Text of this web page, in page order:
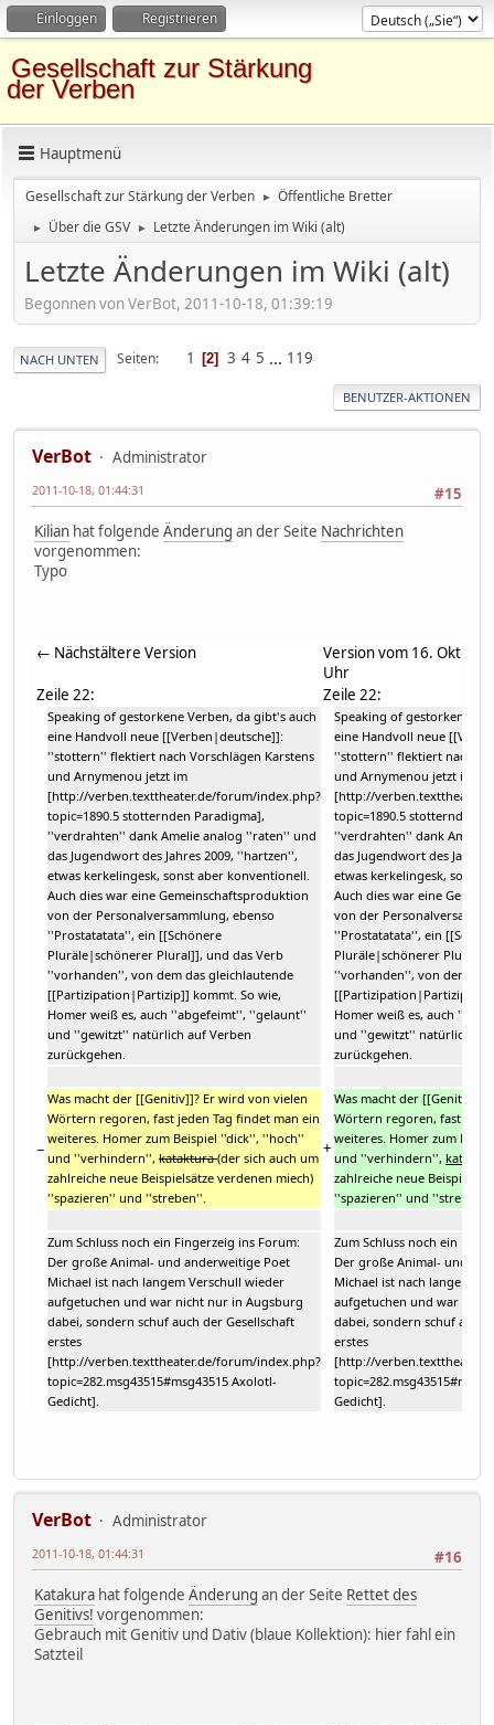
Einloggen Registrieren
Gesellschaft zur Stärkung
der Verben
Hauptmenü
Gesellschaft zur Stärkung der Verben ► Öffentliche Bretter
► Über die GSV ► Letzte Änderungen im Wiki (alt)
Letzte Änderungen im Wiki (alt)
Begonnen von VerBot, 2011-10-18, 01:39:19
NACH UNTEN Seiten 1 2 3 4 5 ... 119
BENUTZER-AKTIONEN
VerBot
Administrator
#15
2011-10-18, 01:44:31
Kilian hat folgende Änderung an der Seite Nachrichten
vorgenommen:
Typo
← Nächstältere Version
Version vom 16.
Uhr
Zeile 22:
Zeile 22:
Speaking of gestorkene Verben, da gibt's auch
eine Handvoll neue [[Verben|deutsche]]:
''stottern'' flektiert nach Vorschlägen Karstens
und Arnymenou jetzt im
[http://verben.texttheater.de/forum/index.php?
topic=1890.5 stotternden Paradigma],
''verdrahten'' dank Amelie analog ''raten'' und
das Jugendwort des Jahres 2009, ''hartzen'',
etwas kerkelingesk, sonst aber konventionell.
Auch dies war eine Gemeinschaftsproduktion
von der Personalversammlung, ebenso
''Prostatatata'', ein [[Schönere
Pluräle|schönerer Plural]], und das Verb
''vorhanden'', von dem das gleichlautende
[[Partizipation|Partizip]] kommt. So wie,
Homer weiß es, auch ''abgefeimt'', ''gelaunt''
und ''gewitzt'' natürlich auf Verben
zurückgehen.
Speaking of gestorkene
eine Handvoll neue
''stottern'' flektiert nach
und Arnymenou jetzt im
[http://
topic=1890.5 stotternden
''verdrahten'' dank Amelie
das Jugendwort des
etwas kerkelingesk, sonst
Auch dies war eine
von der
''Prostatatata'', ein
Pluräle|schönerer Plural]],
''vorhanden'', von dem
[[Partizipation|Partizip]]
Homer weiß es, auch
und ''gewitzt'' natürlich
zurückgehen.
−
Was macht der [[Genitiv]]? Er wird von vielen
Wörtern regoren, fast jeden Tag findet man ein
weiteres. Homer zum Beispiel ''dick'', ''hoch''
und ''verhindern'', kataktura(der sich auch um
zahlreiche neue Beispielsätze verdenen miech)
''spazieren'' und ''streben''.
+
Was macht der [[Genitiv]]?
Wörtern regoren, fast
weiteres. Homer zum
und ''verhindern'',
zahlreiche neue
''spazieren'' und ''streben''.
Zum Schluss noch ein Fingerzeig ins Forum:
Der große Animal- und anderweitige Poet
Michael ist nach langem Verschull wieder
aufgetuchen und war nicht nur in Augsburg
dabei, sondern schuf auch der Gesellschaft
erstes
[http://verben.texttheater.de/forum/index.php?
topic=282.msg43515#msg43515 Axolotl-
Gedicht].
Zum Schluss noch ein
Der große Animal- und
Michael ist nach langem
aufgetuchen und war
dabei, sondern schuf auch
erstes
[http://
Gedicht].
VerBot
Administrator
#16
2011-10-18, 01:44:31
Katakura hat folgende Änderung an der Seite Rettet des
Genitivs! vorgenommen:
Gebrauch mit Genitiv und Dativ (blaue Kollektion): hier fahl ein
Satzteil